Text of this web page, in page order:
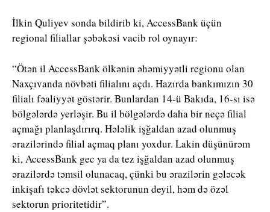
İlkin Quliyev sonda bildirib ki, AccessBank üçün
regional filiallar şəbəkəsi vacib rol oynayır:
“Ötən il AccessBank ölkənin əhəmiyyətli regionu olan
Naxçıvanda növbəti filialını açdı. Hazırda bankımızın 30
filialı fəaliyyət göstərir. Bunlardan 14-ü Bakıda, 16-sı isə
bölgələrdə yerləşir. Bu il bölgələrdə daha bir neçə filial
açmağı planlaşdırırq. Hələlik işğaldan azad olunmuş
ərazilərində filial açmaq planı yoxdur. Lakin düşünürəm
ki, AccessBank gec ya da tez işğaldan azad olunmuş
ərazilərdə təmsil olunacaq, çünki bu ərazilərin gələcək
inkişafı təkcə dövlət sektorunun deyil, həm də özəl
sektorun prioritetidir”.